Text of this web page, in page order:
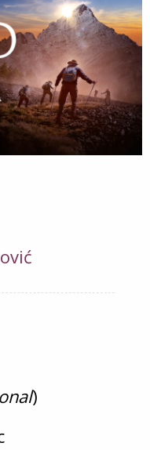
)